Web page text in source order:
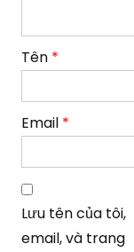
Tên *
Email *
Lưu tên của tôi,
email, và trang